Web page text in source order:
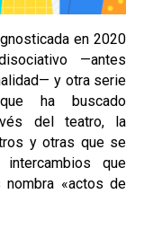
en 2020
—antes
y otra serie
ha buscado
del teatro, la
y otras que se
que
nombra «actos de